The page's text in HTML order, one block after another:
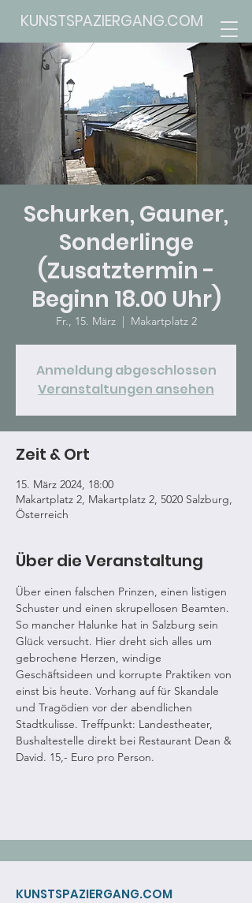
KUNSTSPAZIERGANG.COM
Schurken, Gauner,
Sonderlinge
(Zusatztermin -
Beginn 18.00 Uhr)
Fr., 15. März
  |
Makartplatz 2
Anmeldung abgeschlossen
Veranstaltungen ansehen
Zeit & Ort
15. März 2024, 18:00
Makartplatz 2, Makartplatz 2, 5020 Salzburg,
Österreich
Über die Veranstaltung
Über einen falschen Prinzen, einen listigen
Schuster und einen skrupellosen Beamten.
So mancher Halunke hat in Salzburg sein
Glück versucht. Hier dreht sich alles um
gebrochene Herzen, windige
Geschäftsideen und korrupte Praktiken von
einst bis heute. Vorhang auf für Skandale
und Tragödien vor der abendlichen
Stadtkulisse. Treffpunkt: Landestheater,
Bushaltestelle direkt bei Restaurant Dean &
David. 15,- Euro pro Person.
KUNSTSPAZIERGANG.COM